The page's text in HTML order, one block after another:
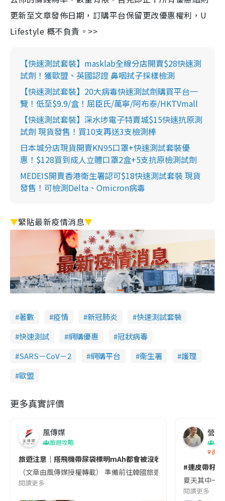
更新至文章發佈日期，訂購平台保留更改優惠權利，U
Lifestyle 概不負責。>>
【快速測試套裝】masklab全線分店開賣$28快速測
試劑！獲歐盟、英國認證 鼻咽拭子採樣檢測
【快速測試套裝】20大病毒快速測試劑購買平台一
覽！低至$9.9/盒！屈臣氏/萬寧/阿布泰/HKTVmall
【快速測試套裝】深水埗電子特賣城$15快速抗原測
試劑 現貨發售！買10支再送3支檢測棒
日本城分店現貨開賣KN95口罩+快速測試套裝優
惠！$128買到成人立體口罩2盒+5支抗原檢測試劑
MEDEIS開賣香港衛生署認可$18快速測試套裝 現貨
發售！可檢測Delta、Omicron病毒
▼緊貼最新疫情消息▼
著數 疫情 新冠肺炎
快速測試套裝
快速測試
網購優惠
冠狀病毒
SARS－CoV－2
網購平台 衞生署
護理
歐盟
更多真實評價
風傳媒
旅遊攻略
旅遊注意｜搭飛機帶尿袋標明mAh都會被沒收😱出發前切記檢查
（文章由風傳媒授權轉載） 準備前往韓國旅遊的民眾，近期要
閱讀更多
營養
香港
#連皮帶籽
夏天其中一
閱讀更多